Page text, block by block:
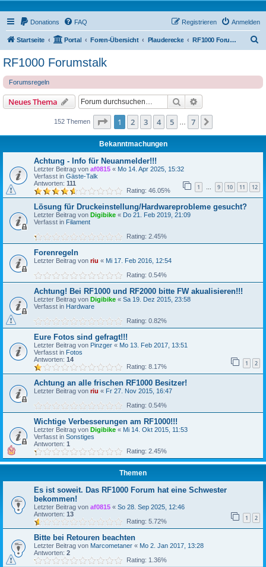
Donations FAQ Anmelden
Registrieren
Startseite Portal Foren-Übersicht Plauderecke RF1000 Forumstalk
RF1000 Forumstalk
Forumsregeln
Neues Thema Suche
152 Themen Seite 1von
1 2 3 4 5 7
Bekanntmachungen
Achtung - Info für Neuanmelder!!!
Letzter Beitrag von af0815 « Mo 14. Apr 2025, 15:32
Verfasst in Gäste-Talk
Antworten: 111 1 … 9 10 11 12
Rating: 46.05%
Lösung für Druckeinstellung/Hardwareprobleme gesucht?
Letzter Beitrag von Digibike « Do 21. Feb 2019, 21:09
Verfasst in Filament
Rating: 2.45%
Forenregeln
Letzter Beitrag von riu « Mi 17. Feb 2016, 12:54
Rating: 0.54%
Achtung! Bei RF1000 und RF2000 bitte FW akualisieren!!!
Letzter Beitrag von Digibike « Sa 19. Dez 2015, 23:58
Verfasst in Hardware
Rating: 0.82%
Eure Fotos sind gefragt!!!
Letzter Beitrag von Pinzger « Mo 13. Feb 2017, 13:51
Verfasst in Fotos
Antworten: 14 1 2
Rating: 8.17%
Achtung an alle frischen RF1000 Besitzer!
Letzter Beitrag von riu « Fr 27. Nov 2015, 16:47
Rating: 0.54%
Wichtige Verbesserungen am RF1000!!!
Letzter Beitrag von Digibike « Mi 14. Okt 2015, 11:53
Verfasst in Sonstiges
Antworten: 1
Rating: 2.45%
Themen
Es ist soweit. Das RF1000 Forum hat eine Schwester
bekommen!
Letzter Beitrag von af0815 « So 28. Sep 2025, 12:46
Antworten: 13 1 2
Rating: 5.72%
Bitte bei Retouren beachten
Letzter Beitrag von Marcometaner « Mo 2. Jan 2017, 13:28
Antworten: 2
Rating: 1.36%